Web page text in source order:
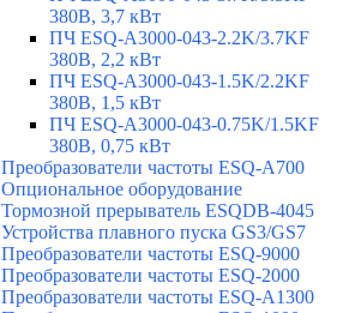
380В, 3,7 кВт
ПЧ ESQ-A3000-043-2.2K/3.7KF
380В, 2,2 кВт
ПЧ ESQ-A3000-043-1.5K/2.2KF
380В, 1,5 кВт
ПЧ ESQ-A3000-043-0.75K/1.5KF
380В, 0,75 кВт
Преобразователи частоты ESQ-A700
Опциональное оборудование
Тормозной прерыватель ESQDB-4045
Устройства плавного пуска GS3/GS7
Преобразователи частоты ESQ-9000
Преобразователи частоты ESQ-2000
Преобразователи частоты ESQ-A1300